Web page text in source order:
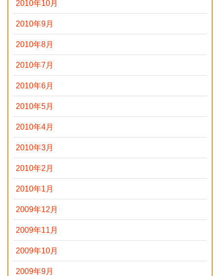
2010年10月
2010年9月
2010年8月
2010年7月
2010年6月
2010年5月
2010年4月
2010年3月
2010年2月
2010年1月
2009年12月
2009年11月
2009年10月
2009年9月